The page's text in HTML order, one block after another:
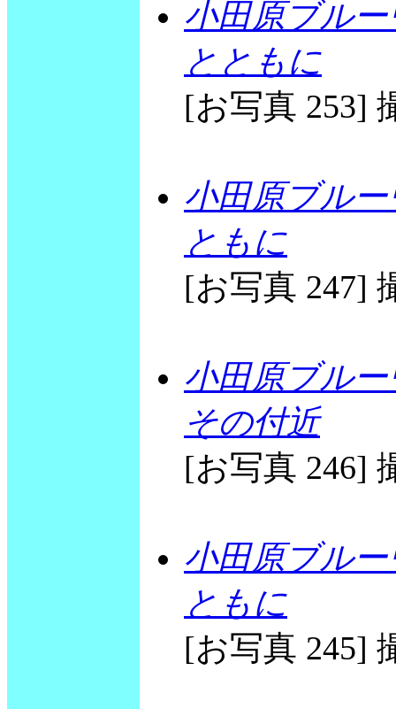
小田原ブル
とともに
[お写真 253]
小田原ブル
ともに
[お写真 247]
小田原ブル
その付近
[お写真 246]
小田原ブル
ともに
[お写真 245]